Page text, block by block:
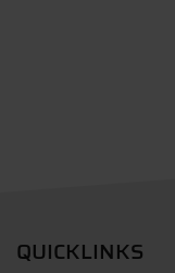
QUICKLINKS